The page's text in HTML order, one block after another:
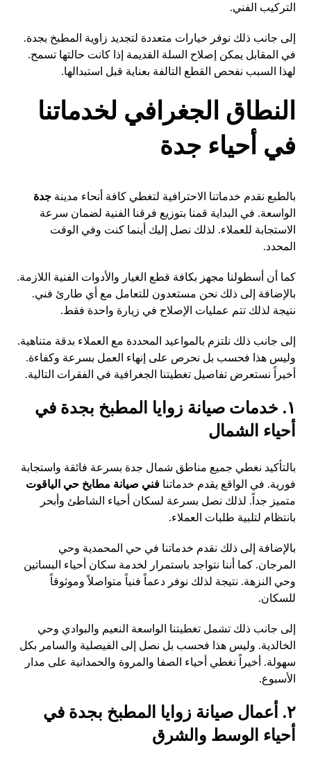
التركيب الفني.
إلى جانب ذلك نوفر خيارات متعددة لتجديد زاوية المطبخ بجدة.
في المقابل يمكن إصلاح السلة القديمة إذا كانت حالتها تسمح.
لهذا السبب نفحص القطع التالفة بعناية قبل استبدالها.
النطاق الجغرافي لخدماتنا
في أحياء جدة
بالطبع نقدم خدماتنا الاحترافية لتغطي كافة أنحاء مدينةجدة
الواسعة. في البداية قمنا بتوزيع فرقنا الفنية لضمان سرعة
الاستجابة للعملاء. لذلك نصل إليك أينما كنت وفي الوقت
المحدد.
كما أن أسطولنا مجهز بكافة قطع الغيار والأدوات الفنية اللازمة.
بالإضافة إلى ذلك نحن مستعدون للتعامل مع أي طارئ فني.
نتيجة لذلك تتم عمليات الإصلاح في زيارة واحدة فقط.
إلى جانب ذلك نلتزم بالمواعيد المحددة مع العملاء بدقة متناهية.
وليس هذا فحسب بل نحرص على إنهاء العمل بسرعة وكفاءة.
أخيراً نستعرض تفاصيل تغطيتنا الجغرافية في الفقرات التالية.
١. خدمات صيانة زوايا المطبخ بجدة في
أحياء الشمال
بالتأكيد نغطي جميع مناطق شمال جدة بسرعة فائقة واستجابة
فورية. في الواقع يقدم خدماتنافني صيانة مطابخ حي الياقوت
متميز جداً. لذلك نصل بسرعة لسكان أحياء الشاطئ وأبحر
بانتظام لتلبية طلبات العملاء.
بالإضافة إلى ذلك نقدم خدماتنا في حي المحمدية وحي
المرجان. كما أننا نتواجد باستمرار لخدمة سكان أحياء البساتين
وحي النزهة. نتيجة لذلك نوفر دعماً فنياً متواصلاً وموثوقاً
للسكان.
إلى جانب ذلك تشمل تغطيتنا الواسعة النعيم والبوادي وحي
الخالدية. وليس هذا فحسب بل نصل إلى الفيصلية والسامر بكل
سهولة. أخيراً نغطي أحياء الصفا والمروة والحمدانية على مدار
الأسبوع.
٢. أعمال صيانة زوايا المطبخ بجدة في
أحياء الوسط والشرق